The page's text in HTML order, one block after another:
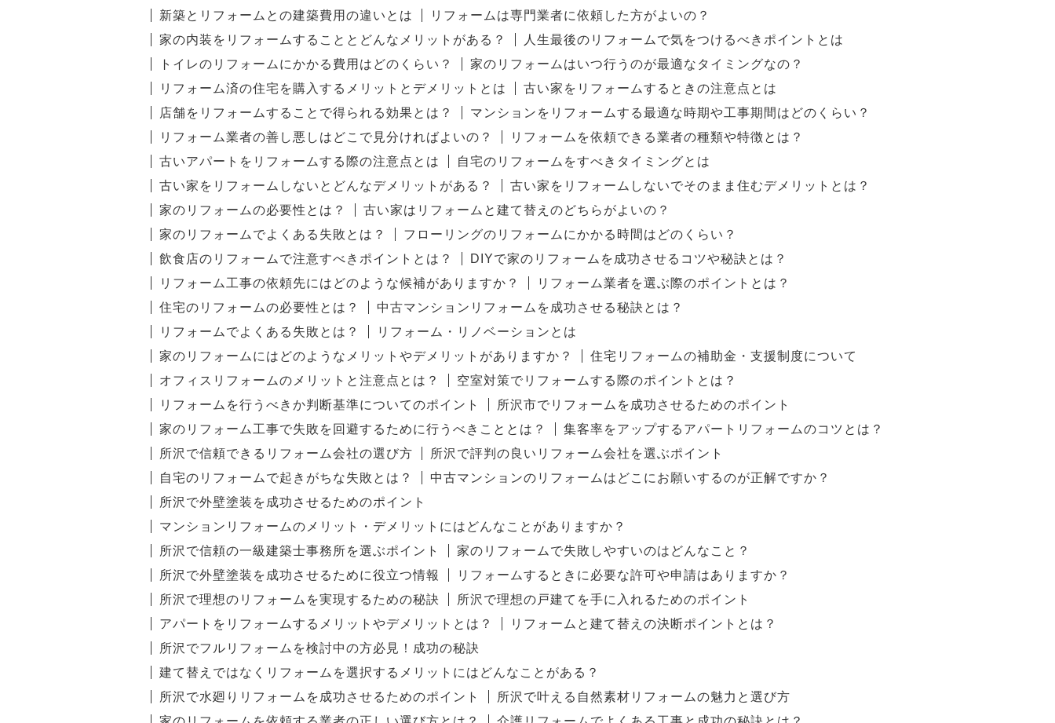
新築とリフォームとの建築費用の違いとは
リフォームは専門業者に依頼した方がよいの？
家の内装をリフォームすることとどんなメリットがある？
人生最後のリフォームで気をつけるべきポイントとは
トイレのリフォームにかかる費用はどのくらい？
家のリフォームはいつ行うのが最適なタイミングなの？
リフォーム済の住宅を購入するメリットとデメリットとは
古い家をリフォームするときの注意点とは
店舗をリフォームすることで得られる効果とは？
マンションをリフォームする最適な時期や工事期間はどのくらい？
リフォーム業者の善し悪しはどこで見分ければよいの？
リフォームを依頼できる業者の種類や特徴とは？
古いアパートをリフォームする際の注意点とは
自宅のリフォームをすべきタイミングとは
古い家をリフォームしないとどんなデメリットがある？
古い家をリフォームしないでそのまま住むデメリットとは？
家のリフォームの必要性とは？
古い家はリフォームと建て替えのどちらがよいの？
家のリフォームでよくある失敗とは？
フローリングのリフォームにかかる時間はどのくらい？
飲食店のリフォームで注意すべきポイントとは？
DIYで家のリフォームを成功させるコツや秘訣とは？
リフォーム工事の依頼先にはどのような候補がありますか？
リフォーム業者を選ぶ際のポイントとは？
住宅のリフォームの必要性とは？
中古マンションリフォームを成功させる秘訣とは？
リフォームでよくある失敗とは？
リフォーム・リノベーションとは
家のリフォームにはどのようなメリットやデメリットがありますか？
住宅リフォームの補助金・支援制度について
オフィスリフォームのメリットと注意点とは？
空室対策でリフォームする際のポイントとは？
リフォームを行うべきか判断基準についてのポイント
所沢市でリフォームを成功させるためのポイント
家のリフォーム工事で失敗を回避するために行うべきこととは？
集客率をアップするアパートリフォームのコツとは？
所沢で信頼できるリフォーム会社の選び方
所沢で評判の良いリフォーム会社を選ぶポイント
自宅のリフォームで起きがちな失敗とは？
中古マンションのリフォームはどこにお願いするのが正解ですか？
所沢で外壁塗装を成功させるためのポイント
マンションリフォームのメリット・デメリットにはどんなことがありますか？
所沢で信頼の一級建築士事務所を選ぶポイント
家のリフォームで失敗しやすいのはどんなこと？
所沢で外壁塗装を成功させるために役立つ情報
リフォームするときに必要な許可や申請はありますか？
所沢で理想のリフォームを実現するための秘訣
所沢で理想の戸建てを手に入れるためのポイント
アパートをリフォームするメリットやデメリットとは？
リフォームと建て替えの決断ポイントとは？
所沢でフルリフォームを検討中の方必見！成功の秘訣
建て替えではなくリフォームを選択するメリットにはどんなことがある？
所沢で水廻りリフォームを成功させるためのポイント
所沢で叶える自然素材リフォームの魅力と選び方